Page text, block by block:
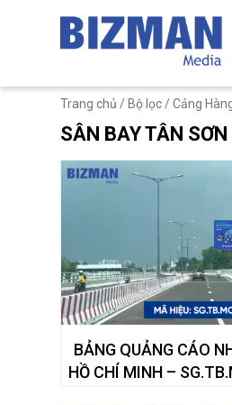
Trang chủ / Bộ lọc /Cảng
SÂN BAY TÂN
BẢNG QUẢNG CÁO
HỒ CHÍ MINH –